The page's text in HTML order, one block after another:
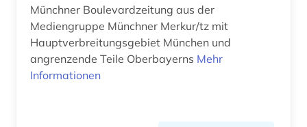
italien (8)
jansenismus (1)
japan (1)
Münchner Boulevardzeitung aus der
Mediengruppe Münchner Merkur/tz mit
Hauptverbreitungsgebiet München und
angrenzende Teile Oberbayerns Mehr
Informationen